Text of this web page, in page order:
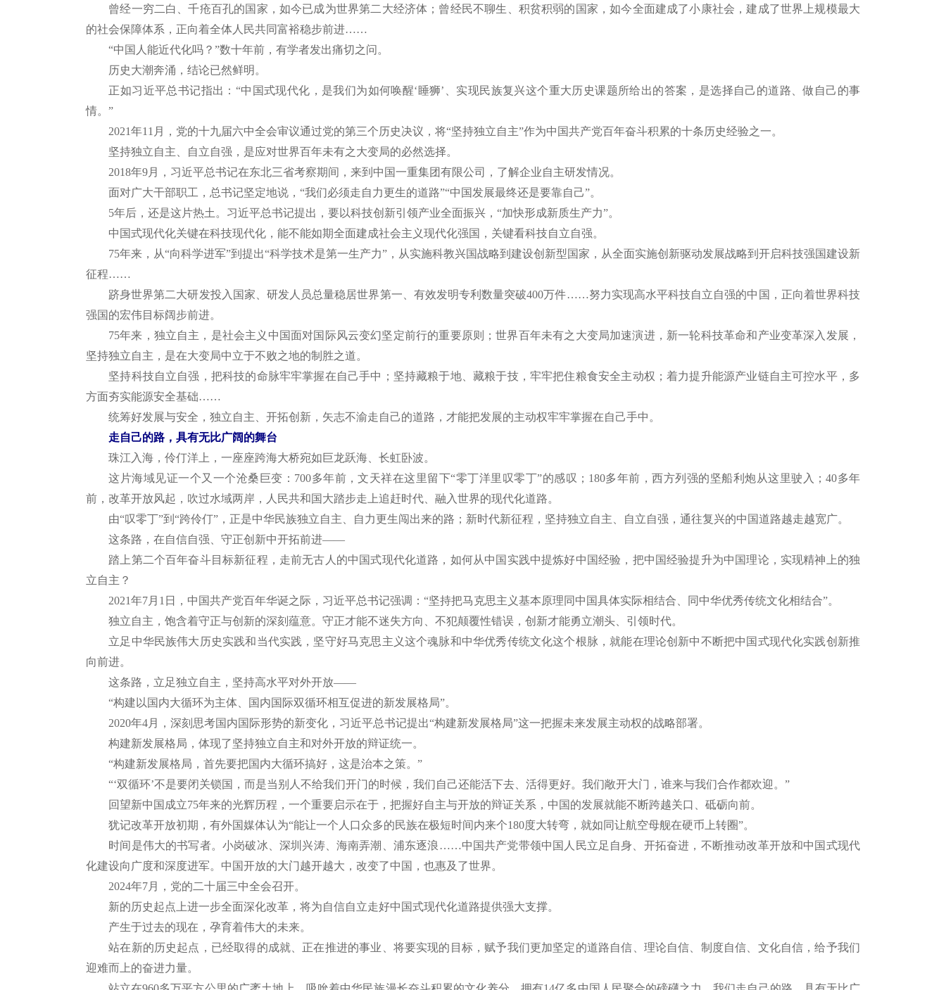
曾经一穷二白、千疮百孔的国家，如今已成为世界第二大经济体；曾经民不聊生、积贫积弱的国家，如今全面建成了小康社会，建成了世界上规模最大
的社会保障体系，正向着全体人民共同富裕稳步前进……
“中国人能近代化吗？”数十年前，有学者发出痛切之问。
历史大潮奔涌，结论已然鲜明。
正如习近平总书记指出：“中国式现代化，是我们为如何唤醒‘睡狮’、实现民族复兴这个重大历史课题所给出的答案，是选择自己的道路、做自己的事
情。”
2021年11月，党的十九届六中全会审议通过党的第三个历史决议，将“坚持独立自主”作为中国共产党百年奋斗积累的十条历史经验之一。
坚持独立自主、自立自强，是应对世界百年未有之大变局的必然选择。
2018年9月，习近平总书记在东北三省考察期间，来到中国一重集团有限公司，了解企业自主研发情况。
面对广大干部职工，总书记坚定地说，“我们必须走自力更生的道路”“中国发展最终还是要靠自己”。
5年后，还是这片热土。习近平总书记提出，要以科技创新引领产业全面振兴，“加快形成新质生产力”。
中国式现代化关键在科技现代化，能不能如期全面建成社会主义现代化强国，关键看科技自立自强。
75年来，从“向科学进军”到提出“科学技术是第一生产力”，从实施科教兴国战略到建设创新型国家，从全面实施创新驱动发展战略到开启科技强国建设新
征程……
跻身世界第二大研发投入国家、研发人员总量稳居世界第一、有效发明专利数量突破400万件……努力实现高水平科技自立自强的中国，正向着世界科技
强国的宏伟目标阔步前进。
75年来，独立自主，是社会主义中国面对国际风云变幻坚定前行的重要原则；世界百年未有之大变局加速演进，新一轮科技革命和产业变革深入发展，
坚持独立自主，是在大变局中立于不败之地的制胜之道。
坚持科技自立自强，把科技的命脉牢牢掌握在自己手中；坚持藏粮于地、藏粮于技，牢牢把住粮食安全主动权；着力提升能源产业链自主可控水平，多
方面夯实能源安全基础……
统筹好发展与安全，独立自主、开拓创新，矢志不渝走自己的道路，才能把发展的主动权牢牢掌握在自己手中。
走自己的路，具有无比广阔的舞台
珠江入海，伶仃洋上，一座座跨海大桥宛如巨龙跃海、长虹卧波。
这片海域见证一个又一个沧桑巨变：700多年前，文天祥在这里留下“零丁洋里叹零丁”的感叹；180多年前，西方列强的坚船利炮从这里驶入；40多年
前，改革开放风起，吹过水域两岸，人民共和国大踏步走上追赶时代、融入世界的现代化道路。
由“叹零丁”到“跨伶仃”，正是中华民族独立自主、自力更生闯出来的路；新时代新征程，坚持独立自主、自立自强，通往复兴的中国道路越走越宽广。
这条路，在自信自强、守正创新中开拓前进——
踏上第二个百年奋斗目标新征程，走前无古人的中国式现代化道路，如何从中国实践中提炼好中国经验，把中国经验提升为中国理论，实现精神上的独
立自主？
2021年7月1日，中国共产党百年华诞之际，习近平总书记强调：“坚持把马克思主义基本原理同中国具体实际相结合、同中华优秀传统文化相结合”。
独立自主，饱含着守正与创新的深刻蕴意。守正才能不迷失方向、不犯颠覆性错误，创新才能勇立潮头、引领时代。
立足中华民族伟大历史实践和当代实践，坚守好马克思主义这个魂脉和中华优秀传统文化这个根脉，就能在理论创新中不断把中国式现代化实践创新推
向前进。
这条路，立足独立自主，坚持高水平对外开放——
“构建以国内大循环为主体、国内国际双循环相互促进的新发展格局”。
2020年4月，深刻思考国内国际形势的新变化，习近平总书记提出“构建新发展格局”这一把握未来发展主动权的战略部署。
构建新发展格局，体现了坚持独立自主和对外开放的辩证统一。
“构建新发展格局，首先要把国内大循环搞好，这是治本之策。”
“‘双循环’不是要闭关锁国，而是当别人不给我们开门的时候，我们自己还能活下去、活得更好。我们敞开大门，谁来与我们合作都欢迎。”
回望新中国成立75年来的光辉历程，一个重要启示在于，把握好自主与开放的辩证关系，中国的发展就能不断跨越关口、砥砺向前。
犹记改革开放初期，有外国媒体认为“能让一个人口众多的民族在极短时间内来个180度大转弯，就如同让航空母舰在硬币上转圈”。
时间是伟大的书写者。小岗破冰、深圳兴涛、海南弄潮、浦东逐浪……中国共产党带领中国人民立足自身、开拓奋进，不断推动改革开放和中国式现代
化建设向广度和深度进军。中国开放的大门越开越大，改变了中国，也惠及了世界。
2024年7月，党的二十届三中全会召开。
新的历史起点上进一步全面深化改革，将为自信自立走好中国式现代化道路提供强大支撑。
产生于过去的现在，孕育着伟大的未来。
站在新的历史起点，已经取得的成就、正在推进的事业、将要实现的目标，赋予我们更加坚定的道路自信、理论自信、制度自信、文化自信，给予我们
迎难而上的奋进力量。